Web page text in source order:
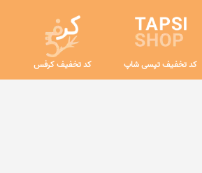
کد تخفیف تپسی شاپ کد تخفیف کرفس